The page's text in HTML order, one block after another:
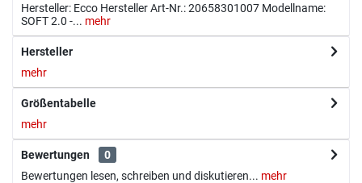
Hersteller: Ecco Hersteller Art-Nr.: 20658301007 Modellname:
SOFT 2.0 -... mehr
Hersteller
mehr
Größentabelle
mehr
Bewertungen
0
Bewertungen lesen, schreiben und diskutieren... mehr